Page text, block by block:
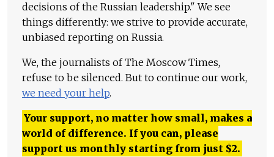
decisions of the Russian leadership." We see
things differently: we strive to provide accurate,
unbiased reporting on Russia.
We, the journalists of The Moscow Times,
refuse to be silenced. But to continue our work,
we need your help.
Your support, no matter how small, makes a
world of difference. If you can, please
support us monthly starting from just $2.